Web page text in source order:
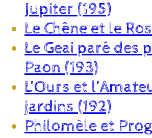
Jupiter (195)
Le Chêne et le
Le Geai paré des
Paon (193)
L’Ours et
jardins (192)
Philomèle et